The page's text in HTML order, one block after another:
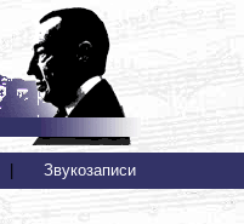
Звукозаписи